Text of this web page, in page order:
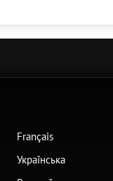
Français
Українська